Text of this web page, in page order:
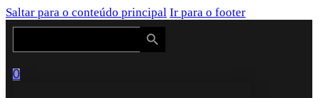
Saltar para o conteúdo principal Ir para o footer
Search
Search Button
0